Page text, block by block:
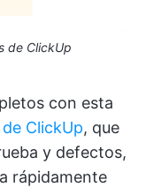
de ClickUp
con esta
ClickUp, que
y defectos,
rápidamente